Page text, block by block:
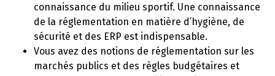
connaissance du milieu sportif. Une connaissance
de la réglementation en matière d’hygiène, de
sécurité et des ERP est indispensable.
Vous avez des notions de réglementation sur les
marchés publics et des règles budgétaires et